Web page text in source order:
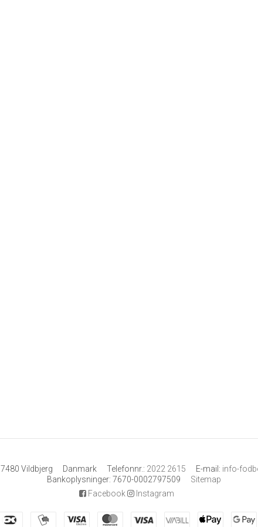
7480 Vildbjerg Danmark Telefonnr.: 2022 2615 E-mail : info-
Bankoplysninger: 7670-0002797509
Sitemap
Facebook
Instagram